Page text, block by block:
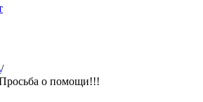
/
о помощи!!!